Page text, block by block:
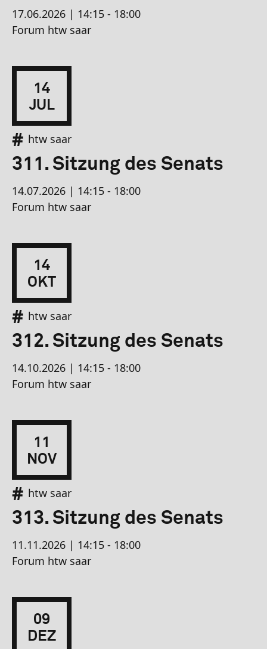
17.06.2026 | 14:15 - 18:00
Forum htw saar
14
JUL
htw saar
311. Sitzung des Senats
14.07.2026 | 14:15 - 18:00
Forum htw saar
14
OKT
htw saar
312. Sitzung des Senats
14.10.2026 | 14:15 - 18:00
Forum htw saar
11
NOV
htw saar
313. Sitzung des Senats
11.11.2026 | 14:15 - 18:00
Forum htw saar
09
DEZ